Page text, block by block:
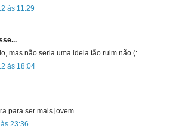
às 11:29
mas não seria uma ideia tão ruim não (:
às 18:04
para ser mais jovem.
23:36